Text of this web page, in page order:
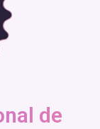
de